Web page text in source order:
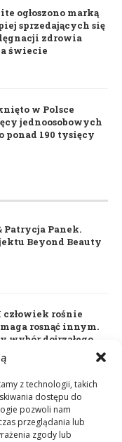
z technologii, takich
dostępu do
pozwoli nam
przeglądania lub
zgody lub
ogłoszono marką
sprzedających się
zdrowia
świecie
w Polsce
jednoosobowych
ponad 190 tysięcy
Patrycja Panek.
Beyond Beauty
rośnie
rosnąć innym.
wybór dojrzałego
Cię